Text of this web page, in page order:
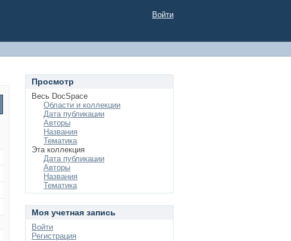
Войти
Просмотр
Весь DocSpace
Области и коллекции
Дата публикации
Авторы
Названия
Тематика
Эта коллекция
Дата публикации
Авторы
Названия
Тематика
Моя учетная запись
Войти
Регистрация